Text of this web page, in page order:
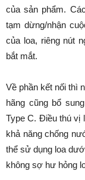
của sản phẩm.
tạm dừng/nhận
của loa, riêng nút
bắt mắt.
Về phần kết nối thì
hãng cũng bổ
Type C. Điều thú vị
khả năng chống
thể sử dụng loa
không sợ hư hỏng